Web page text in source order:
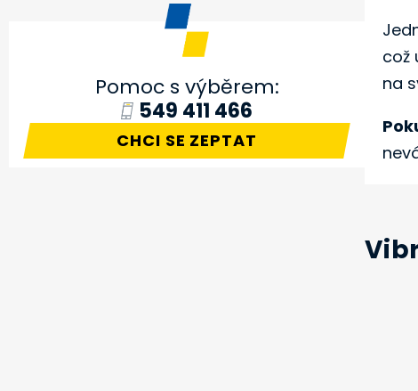
Pomoc s výběrem:
549 411 466
CHCI SE ZEPTAT
což
na